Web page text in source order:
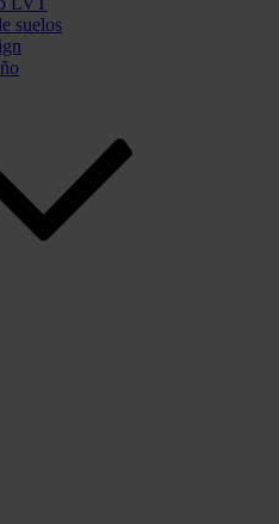
suelos